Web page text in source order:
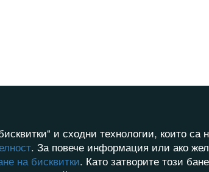
и сходни технологии, които
. За повече информация или ако
на бисквитки. Като затворите този